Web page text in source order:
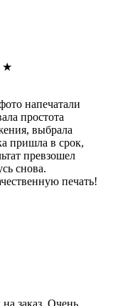
★
напечатали
простота
выбрала
пришла в срок,
превзошел
снова.
печать!
заказ. Очень